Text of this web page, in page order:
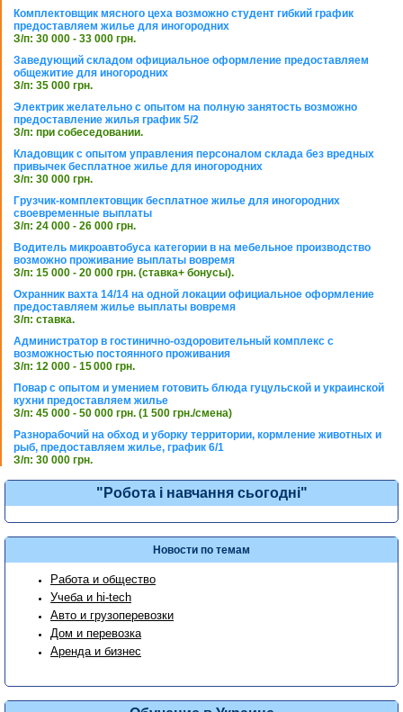
Комплектовщик мясного цеха возможно студент гибкий график
предоставляем жилье для иногородних
З/п: 30 000 - 33 000 грн.
Заведующий складом официальное оформление предоставляем
общежитие для иногородних
З/п: 35 000 грн.
Электрик желательно с опытом на полную занятость возможно
предоставление жилья график 5/2
З/п: при собеседовании.
Кладовщик с опытом управления персоналом склада без вредных
привычек бесплатное жилье для иногородних
З/п: 30 000 грн.
Грузчик-комплектовщик бесплатное жилье для иногородних
своевременные выплаты
З/п: 24 000 - 26 000 грн.
Водитель микроавтобуса категории в на мебельное производство
возможно проживание выплаты вовремя
З/п: 15 000 - 20 000 грн. (ставка+ бонусы).
Охранник вахта 14/14 на одной локации официальное оформление
предоставляем жилье выплаты вовремя
З/п: ставка.
Администратор в гостинично-оздоровительный комплекс с
возможностью постоянного проживания
З/п: 12 000 - 15 000 грн.
Повар с опытом и умением готовить блюда гуцульской и украинской
кухни предоставляем жилье
З/п: 45 000 - 50 000 грн. (1 500 грн./смена)
Разнорабочий на обход и уборку территории, кормление животных и
рыб, предоставляем жилье, график 6/1
З/п: 30 000 грн.
"Робота і навчання сьогодні"
Новости по темам
Работа и общество
Учеба и hi-tech
Авто и грузоперевозки
Дом и перевозка
Аренда и бизнес